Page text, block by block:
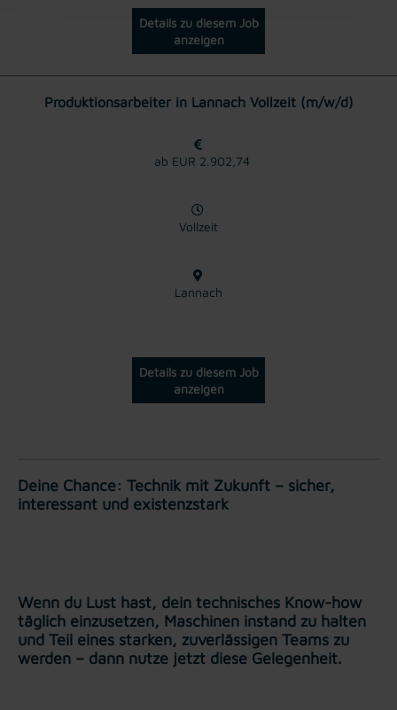
Details zu diesem Job
anzeigen
Produktionsarbeiter in Lannach Vollzeit (m/w/d)
ab EUR 2.902,74
Vollzeit
Lannach
Details zu diesem Job
anzeigen
Deine Chance: Technik mit Zukunft – sicher,
interessant und existenzstark
Wenn du Lust hast, dein technisches Know-how
täglich einzusetzen, Maschinen instand zu halten
und Teil eines starken, zuverlässigen Teams zu
werden – dann nutze jetzt diese Gelegenheit.